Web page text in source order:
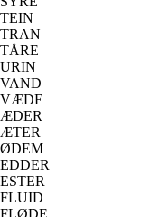
TEIN
TRAN
TÅRE
URIN
VAND
VÆDE
ÆDER
ÆTER
ØDEM
EDDER
ESTER
FLUID
FLØDE